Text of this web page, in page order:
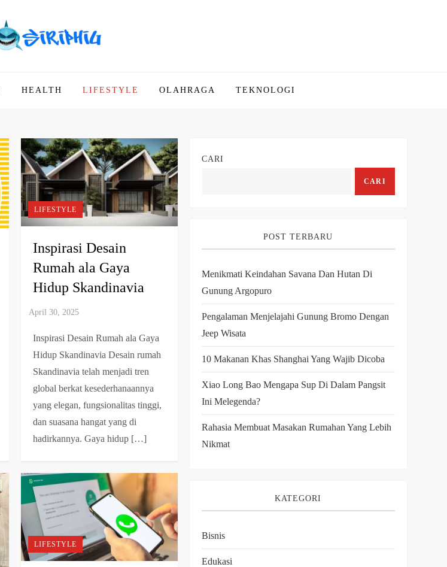
HEALTH LIFESTYLE OLAHRAGA TEKNOLOGI
LIFESTYLE
Inspirasi Desain
Rumah ala Gaya
Hidup Skandinavia
Inspirasi Desain Rumah ala Gaya
Hidup Skandinavia Desain rumah
Skandinavia telah menjadi tren
global berkat kesederhanaannya
yang elegan, fungsionalitas tinggi,
dan suasana hangat yang di
hadirkannya. Gaya hidup […]
LIFESTYLE
CARI
CARI
POST TERBARU
Menikmati Keindahan Savana Dan Hutan Di
Gunung Argopuro
Pengalaman Menjelajahi Gunung Bromo Dengan
Jeep Wisata
10 Makanan Khas Shanghai Yang Wajib Dicoba
Xiao Long Bao Mengapa Sup Di Dalam Pangsit
Ini Melegenda?
Rahasia Membuat Masakan Rumahan Yang Lebih
Nikmat
KATEGORI
Bisnis
Edukasi